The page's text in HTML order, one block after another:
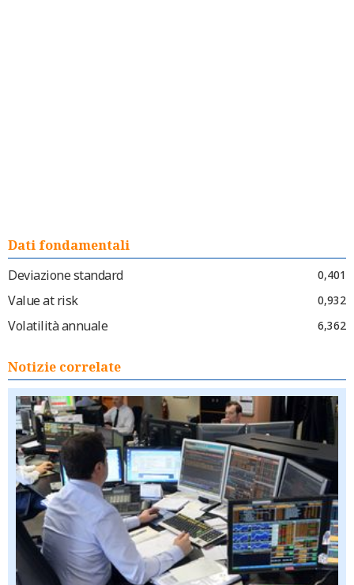
Dati fondamentali
Deviazione standard
0,401
Value at risk 0,932
Volatilità annuale 6,362
Notizie correlate